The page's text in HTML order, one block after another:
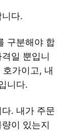
다.
구분해야 합
일 뿐입니
가이고, 내
니다.
. 내가 주문
이 있는지